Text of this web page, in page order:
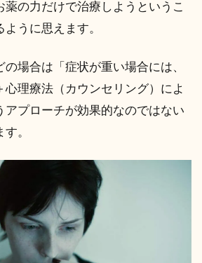
の力だけで治療しようというこ
うに思えます。
場合は「症状が重い場合には、
心理療法（カウンセリング）によ
アプローチが効果的なのではない
。